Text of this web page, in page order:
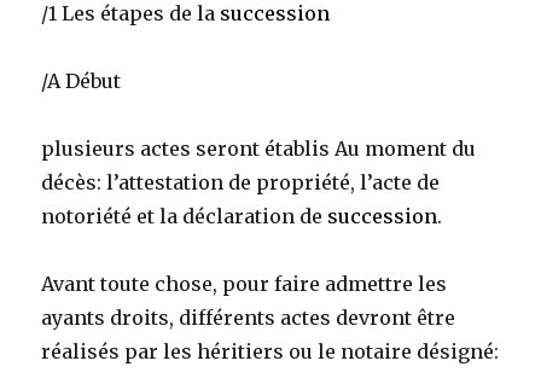
/1 Les étapes de la succession
/A Début
plusieurs actes seront établis Au moment du
décès: l’attestation de propriété, l’acte de
notoriété et la déclaration de succession.
Avant toute chose, pour faire admettre les
ayants droits, différents actes devront être
réalisés par les héritiers ou le notaire désigné: